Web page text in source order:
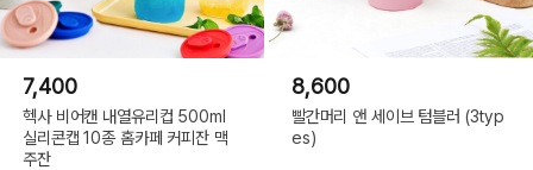
7,400
헥사 비어캔 내열유리컵 500ml
실리콘캡 10종 홈카페 커피잔 맥
주잔
8,600
빨간머리 앤 세이브 텀블러 (3typ
es)